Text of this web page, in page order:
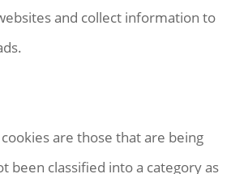
and collect information to
are those that are being
been classified into a category as